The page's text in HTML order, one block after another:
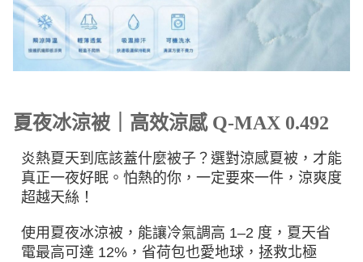
夏夜冰涼被｜高效涼感 Q-MAX 0.492
炎熱夏天到底該蓋什麼被子？選對涼感夏被，才能
真正一夜好眠。怕熱的你，一定要來一件，涼爽度
超越天絲！
使用夏夜冰涼被，能讓冷氣調高 1–2 度，夏天省
電最高可達 12%，省荷包也愛地球，拯救北極